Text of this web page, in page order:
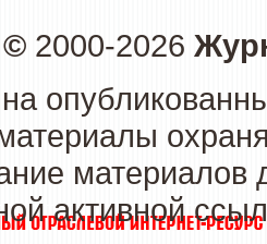
2000-2026
материалов
активной